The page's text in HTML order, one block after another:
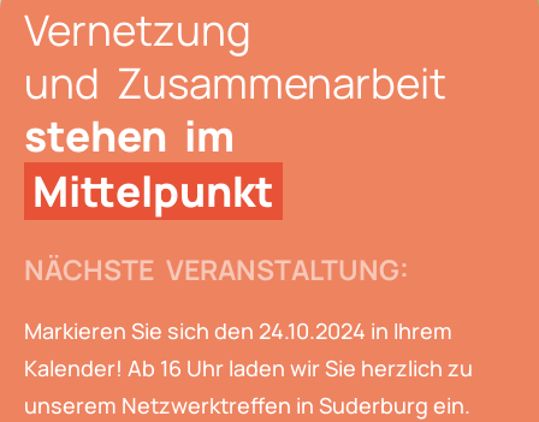
Vernetzung
und Zusammenarbeit
stehen im
Mittelpunkt
NÄCHSTE VERANSTALTUNG:
Markieren Sie sich den 24.10.2024 in Ihrem
Kalender! Ab 16 Uhr laden wir Sie herzlich zu
unserem Netzwerktreffen in Suderburg ein.